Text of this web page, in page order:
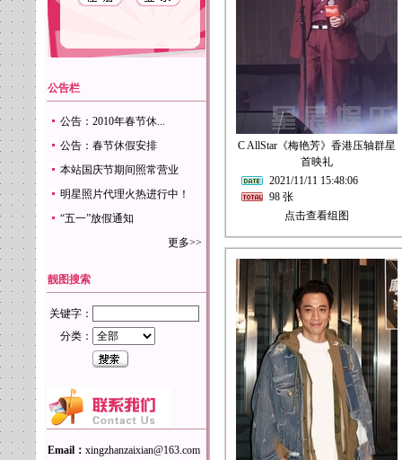
公告栏
公告：2010年春节休...
公告：春节休假安排
本站国庆节期间照常营业
明星照片代理火热进行中！
“五一”放假通知
更多>>
靓图搜索
关键字：
分类：
Email： xingzhanzaixian@163.com
C AllStar《梅艳芳》香港压轴群星
首映礼
2021/11/11 15:48:06
98 张
点击查看组图